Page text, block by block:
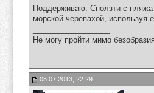
Поддерживаю. Сползти с
морской черепахой, используя
Не могу пройти мимо
05.07.2013, 22:29